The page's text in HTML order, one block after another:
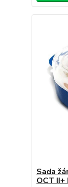
Sada
OCT II+